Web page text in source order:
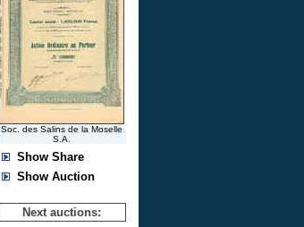
Soc. des Salins de la Moselle
S.A.
Show Share
Show Auction
Next auctions: